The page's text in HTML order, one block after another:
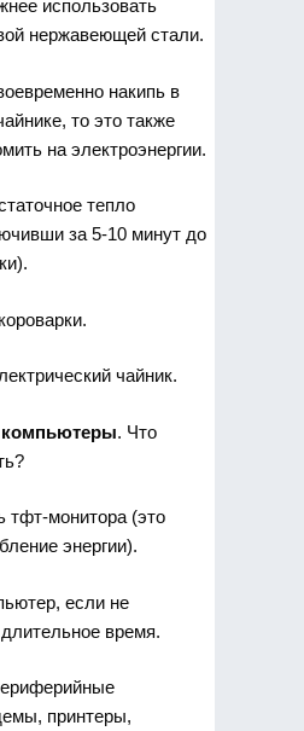
использовать
нержавеющей стали.
накипь в
то это также
на электроэнергии.
тепло
за 5-10 минут до
чайник.
. Что
тфт-монитора (это
энергии).
если не
время.
принтеры,